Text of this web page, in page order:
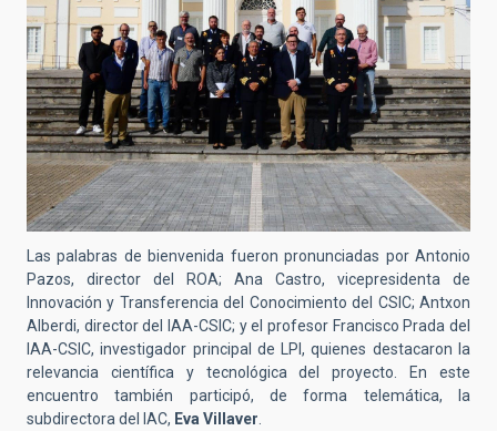
Las palabras de bienvenida fueron pronunciadas por Antonio
Pazos, director del ROA; Ana Castro, vicepresidenta de
Innovación y Transferencia del Conocimiento del CSIC; Antxon
Alberdi, director del IAA-CSIC; y el profesor Francisco Prada del
IAA-CSIC, investigador principal de LPI, quienes destacaron la
relevancia científica y tecnológica del proyecto. En este
encuentro también participó, de forma telemática, la
subdirectora del IAC, Eva Villaver